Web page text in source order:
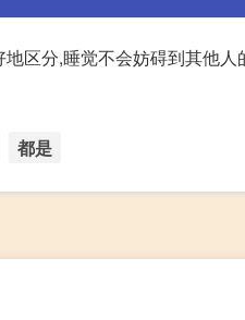
区分,睡觉不会妨碍到其他
都是